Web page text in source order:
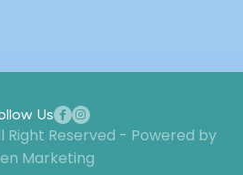
Us
Reserved - Powered by
Marketing